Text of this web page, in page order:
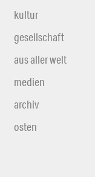
kultur
gesellschaft
aus aller welt
medien
archiv
osten